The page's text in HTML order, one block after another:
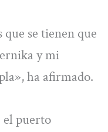
se tienen que
y mi
ha afirmado.
el puerto